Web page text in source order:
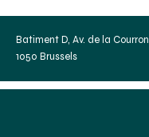
Batiment D, Av. de la
1050 Brussels